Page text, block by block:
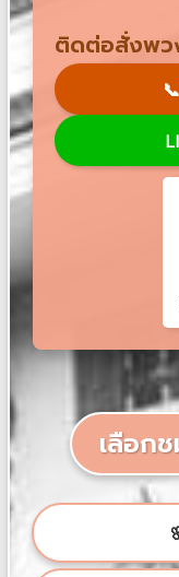
ติดต่อสั่งพว
📞
เลือก